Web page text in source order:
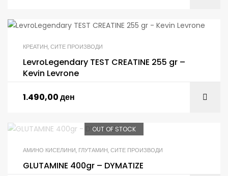
КРЕАТИН,СИТЕ ПРОИЗВОДИ
LevroLegendary TEST CREATINE 255 gr –
Kevin Levrone
1.490,00ден
OUT OF STOCK
АМИНО КИСЕЛИНИ, ГЛУТАМИН,СИТЕ ПРОИЗВОДИ
GLUTAMINE 400gr – DYMATIZE